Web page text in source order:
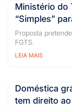
Ministério do
“Simples”
Proposta
FGTS.
LEIA MAIS
Doméstica
tem direito